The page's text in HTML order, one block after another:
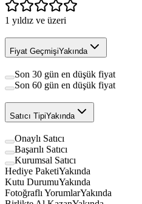
1 yıldız ve üzeri
Fiyat GeçmişiYakında
Son 30 gün en düşük fiyat
Son 60 gün en düşük fiyat
Satıcı TipiYakında
Onaylı Satıcı
Başarılı Satıcı
Kurumsal Satıcı
Hediye PaketiYakında
Kutu DurumuYakında
Fotoğraflı YorumlarYakında